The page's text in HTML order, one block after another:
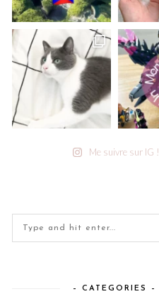
Me suivre sur IG !
– CATEGORIES –